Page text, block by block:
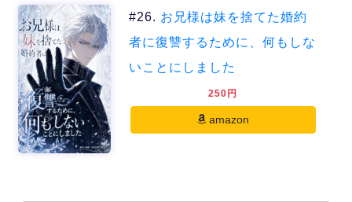
#26. お兄様は妹を捨てた婚約
者に復讐するために、何もしな
いことにしました
250円
amazon